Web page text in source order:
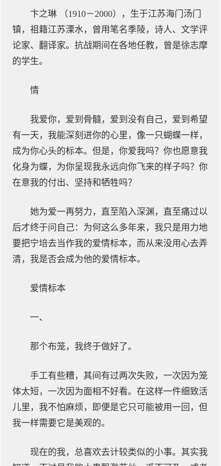
卞之琳 （1910－2000），生于江苏海门汤门
镇，祖籍江苏溧水，曾用笔名季陵，诗人、文学评
论家、翻译家。抗战期间在各地任教，曾是徐志摩
的学生。
情
我爱你，爱到骨髓，爱到没有自己，爱到希望
有一天，我能深刻进你的心里，像一只蝴蝶一样，
成为你心头的标本。但是，你爱我吗？你也愿意我
化身为蝶，为你呈现我永远向你飞来的样子吗？你
在意我的付出、坚持和牺牲吗？
她为爱一再努力，直至陷入深渊，直至痛过以
后才终于问自己：为何这么多年来，我只是用力地
要把宁培去当作我的爱情标本，而从来没用心去弄
清，我是否会成为他的爱情标本。
爱情标本
一、
那个布笼，我终于做好了。
手工有些糟，其间有过两次失败，一次因为笼
体太短，一次因为面相不好看。在这样一件细致活
儿里，我不怕麻烦，即便是它只可能被用一回，但
我一样需要它是美观的。
现在的我，总喜欢去计较类似的小事。其实我